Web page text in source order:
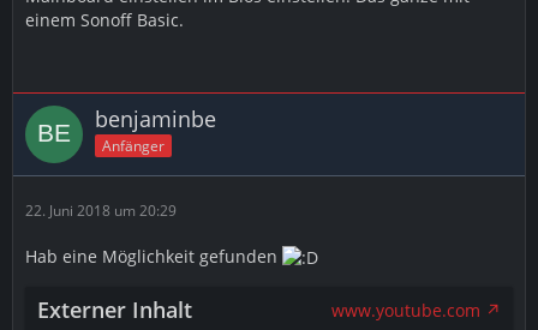
einem Sonoff Basic.
benjaminbe
Anfänger
22. Juni 2018 um 20:29
Hab eine Möglichkeit gefunden
Externer Inhalt
www.youtube.com